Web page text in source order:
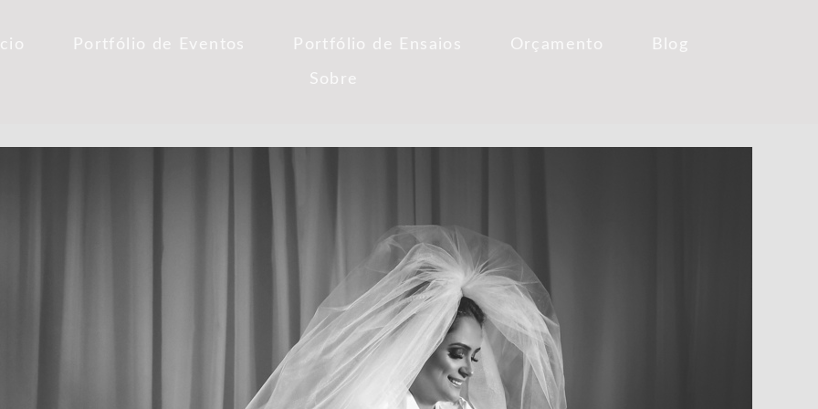
Portfólio de Eventos Portfólio de Ensaios Orçamento Blog
Sobre